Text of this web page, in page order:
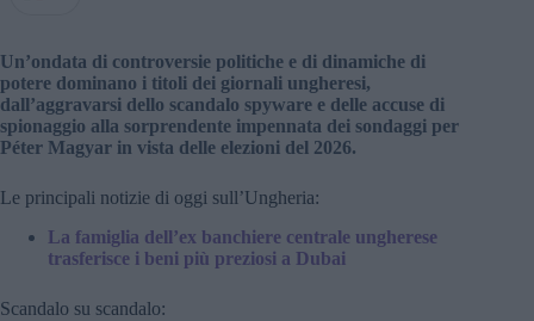
Un’ondata di controversie politiche e di dinamiche di
potere dominano i titoli dei giornali ungheresi,
dall’aggravarsi dello scandalo spyware e delle accuse di
spionaggio alla sorprendente impennata dei sondaggi per
Péter Magyar in vista delle elezioni del 2026.
Le principali notizie di oggi sull’Ungheria:
La famiglia dell’ex banchiere centrale ungherese
trasferisce i beni più preziosi a Dubai
Scandalo su scandalo: